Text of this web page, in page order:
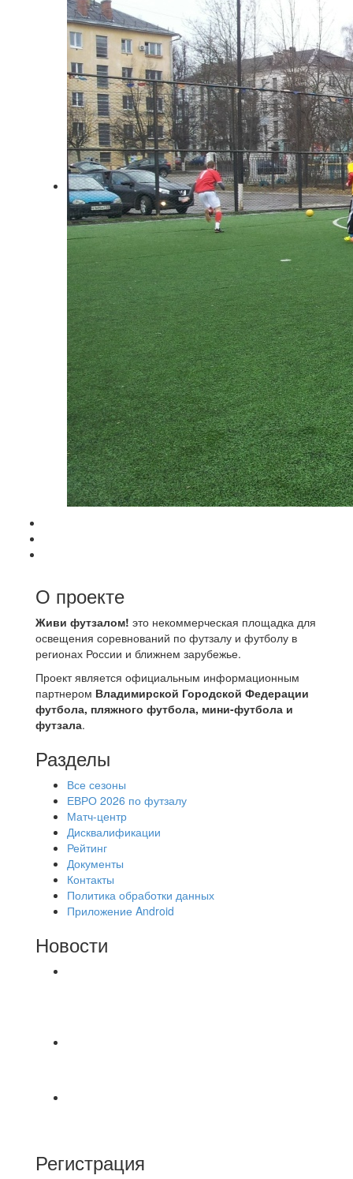
О проекте
Живи футзалом! это некоммерческая площадка для
освещения соревнований по футзалу и футболу в
регионах России и ближнем зарубежье.
Проект является официальным информационным
партнером Владимирской Городской Федерации
футбола, пляжного футбола, мини-футбола и
футзала.
Разделы
Все сезоны
ЕВРО 2026 по футзалу
Матч-центр
Дисквалификации
Рейтинг
Документы
Контакты
Политика обработки данных
Приложение Android
Новости
Регистрация